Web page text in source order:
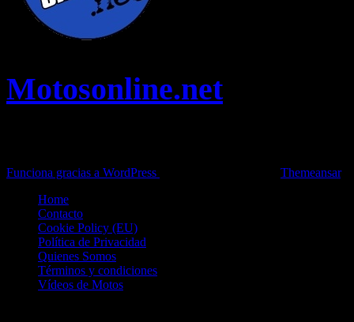
Motosonline.net
Funciona gracias a WordPress
Themeansar.
Home
Contacto
Cookie Policy (EU)
Política de Privacidad
Quienes Somos
Términos y condiciones
Vídeos de Motos